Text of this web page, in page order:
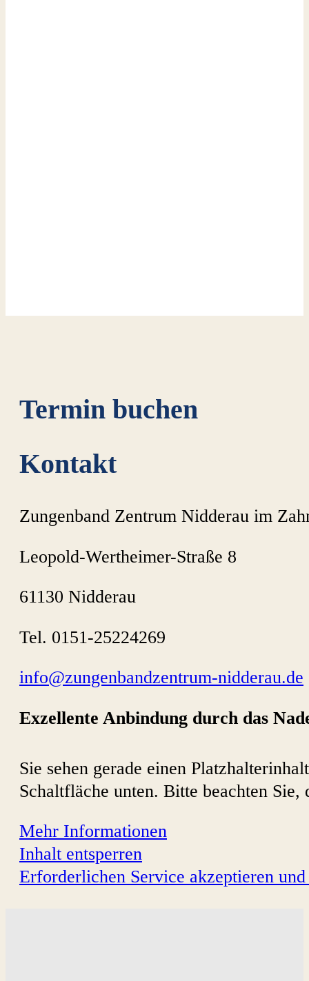
Termin buchen
Kontakt
Zungenband Zentrum Nidderau im
Leopold-Wertheimer-Straße 8
61130 Nidderau
Tel. 0151-25224269
info@zungenbandzentrum-nidderau.de
Exzellente Anbindung durch das
Sie sehen gerade einen
Schaltfläche unten. Bitte beachten
Mehr Informationen
Inhalt entsperren
Erforderlichen Service akzeptieren